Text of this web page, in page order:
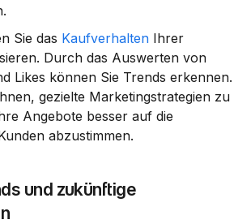
Sie das Kaufverhalten Ihrer
Durch das Auswerten von
Likes können Sie Trends erkennen.
gezielte Marketingstrategien zu
Angebote besser auf die
abzustimmen.
und zukünftige